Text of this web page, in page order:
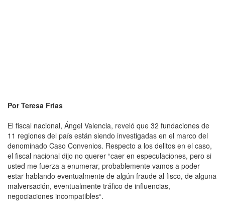
Por Teresa Frías
El fiscal nacional, Ángel Valencia, reveló que 32 fundaciones de
11 regiones del país están siendo investigadas en el marco del
denominado Caso Convenios. Respecto a los delitos en el caso,
el fiscal nacional dijo no querer “caer en especulaciones, pero si
usted me fuerza a enumerar, probablemente vamos a poder
estar hablando eventualmente de algún fraude al fisco, de alguna
malversación, eventualmente tráfico de influencias,
negociaciones incompatibles“.